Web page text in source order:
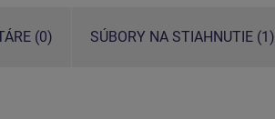
(0) SÚBORY NA STIAHNUTIE (1)